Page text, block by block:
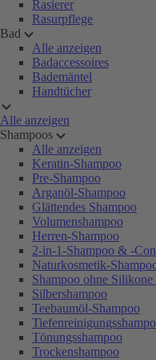
Rasierer
Rasurpflege
Bad
Alle anzeigen
Badaccessoires
Bademäntel
Handtücher
Alle anzeigen
Shampoos
Alle anzeigen
Keratin-Shampoo
Pre-Shampoo
Arganöl-Shampoo
Glättendes Shampoo
Volumenshampoo
Herren-Shampoo
2-in-1-Shampoo & -
Naturkosmetik-
Shampoo ohne
Silbershampoo
Teebaumöl-Shampoo
Tönungsshampoo
Trockenshampoo